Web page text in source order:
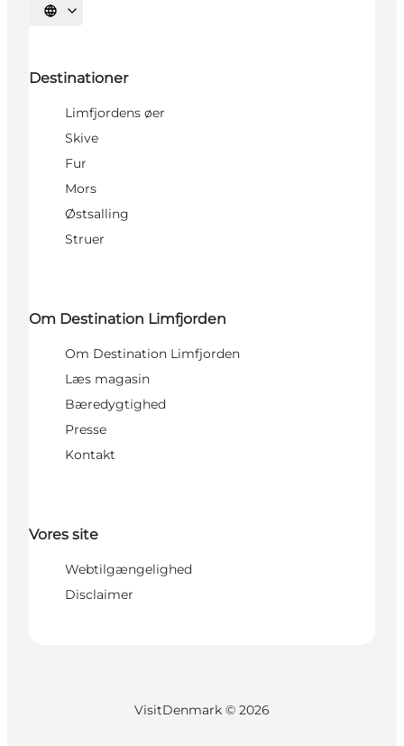
Vælg sprog
Destinationer
Limfjordens øer
Skive
Fur
Mors
Østsalling
Struer
Om Destination Limfjorden
Om Destination Limfjorden
Læs magasin
Bæredygtighed
Presse
Kontakt
Vores site
Webtilgængelighed
Disclaimer
VisitDenmark © 2026